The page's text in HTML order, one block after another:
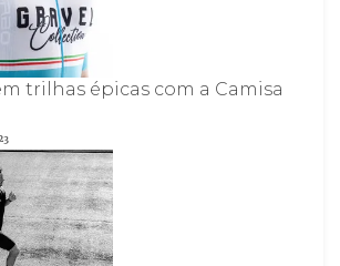
trilhas épicas com a Camisa